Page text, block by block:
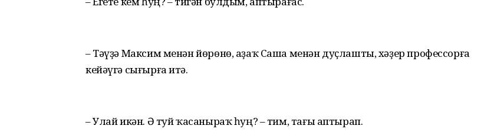
– Тәүҙә Максим менән йөрөнө, аҙаҡ Саша менән дуҫлашты, хәҙер профессорға
кейәүгә сығырға итә.
– Улай икән. Ә туй ҡасаныраҡ һуң? – тим, тағы аптырап.